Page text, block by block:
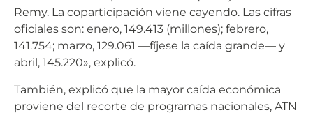
Remy. La coparticipación viene cayendo. Las cifras
oficiales son: enero, 149.413 (millones); febrero,
141.754; marzo, 129.061 —fíjese la caída grande— y
abril, 145.220», explicó.
También, explicó que la mayor caída económica
proviene del recorte de programas nacionales, ATN